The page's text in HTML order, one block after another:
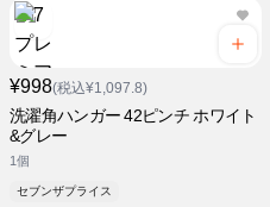
¥998(税込¥1,097.8)
洗濯角ハンガー 42ピンチ ホワイト
&グレー
1個
セブンザプライス